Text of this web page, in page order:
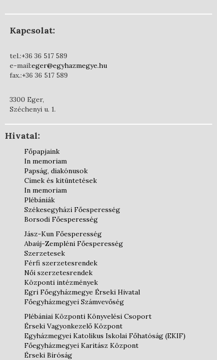
Kapcsolat:
tel.:+36 36 517 589
e-mail:eger@egyhazmegye.hu
fax.:+36 36 517 589
3300 Eger,
Széchenyi u. 1.
Hivatal:
Főpapjaink
In memoriam
Papság, diakónusok
Címek és kitüntetések
In memoriam
Plébániák
Székesegyházi Főesperesség
Borsodi Főesperesség
Jász-Kun Főesperesség
Abaúj-Zempléni Főesperesség
Szerzetesek
Férfi szerzetesrendek
Női szerzetesrendek
Központi intézmények
Egri Főegyházmegye Érseki Hivatal
Főegyházmegyei Számvevőség
Plébániai Központi Könyvelési Csoport
Érseki Vagyonkezelő Központ
Egyházmegyei Katolikus Iskolai Főhatóság (EKIF)
Főegyházmegyei Karitász Központ
Érseki Bíróság